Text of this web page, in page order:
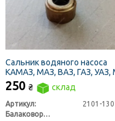
Сальник водяного насоса
КАМАЗ, МАЗ, ВАЗ, ГАЗ, УАЗ,
17х37х21 (БРТ)
250 ₴ склад
Артикул:
2101-
Балаковорезинотехника ОАО